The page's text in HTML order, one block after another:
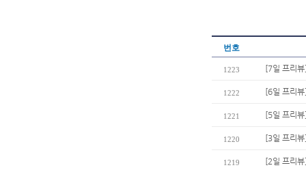
번호
1223 [7일 프리
1222 [6일 프리
1221 [5일 프리
1220 [3일 프리
1219 [2일 프리